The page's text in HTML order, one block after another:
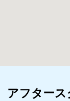
アフター